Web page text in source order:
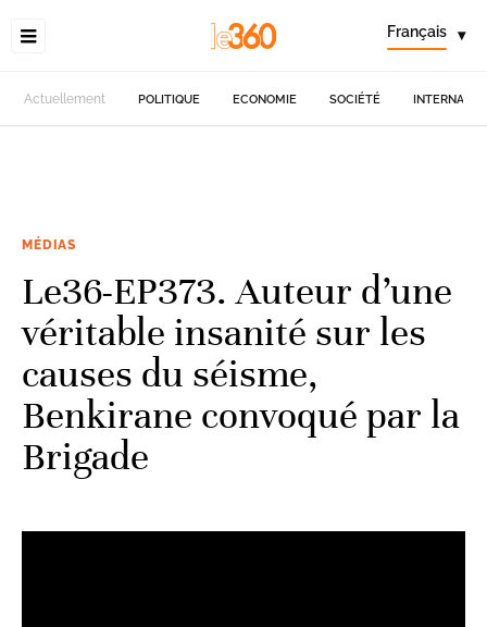
Français ▾
Actuellement POLITIQUE ECONOMIE SOCIÉTÉ
MÉDIAS
Le36-EP373. Auteur d’une
véritable insanité sur les
causes du séisme,
Benkirane convoqué par la
Brigade